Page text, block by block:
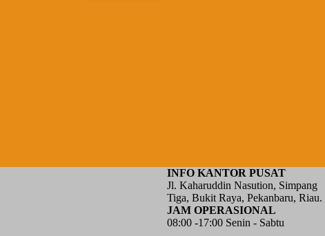
INFO KANTOR PUSAT
Jl. Kaharuddin Nasution, Simpang
Tiga, Bukit Raya, Pekanbaru, Riau.
JAM OPERASIONAL
08:00 -17:00 Senin - Sabtu